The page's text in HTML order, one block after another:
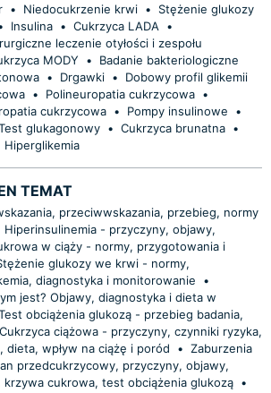
• Niedocukrzenie krwi •
Stężenie glukozy
Insulina • Cukrzyca LADA
•
leczenie otyłości i zespołu
MODY •
Badanie bakteriologiczne
• Drgawki •
Dobowy profil glikemii
• Polineuropatia cukrzycowa •
cukrzycowa • Pompy insulinowe
•
glukagonowy • Cukrzyca brunatna •
Hiperglikemia
TEMAT
przeciwwskazania, przebieg, normy
Hiperinsulinemia - przyczyny, objawy,
w ciąży - normy, przygotowania i
glukozy we krwi - normy,
diagnostyka i monitorowanie
•
jest? Objawy, diagnostyka i dieta w
obciążenia glukozą - przebieg badania,
Cukrzyca ciążowa - przyczyny, czynniki ryzyka,
dieta, wpływ na ciążę i poród
• Zaburzenia
przedcukrzycowy, przyczyny, objawy,
cukrowa, test obciążenia glukozą •